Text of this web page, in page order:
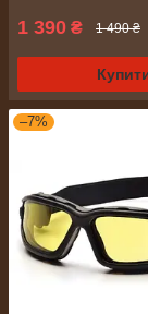
1 390 ₴ 1 490 ₴
–7%